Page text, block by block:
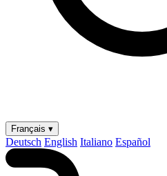
Français ▾
Deutsch English Italiano Español